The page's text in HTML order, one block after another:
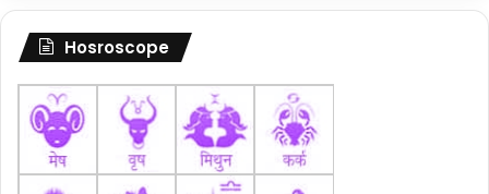
Hosroscope